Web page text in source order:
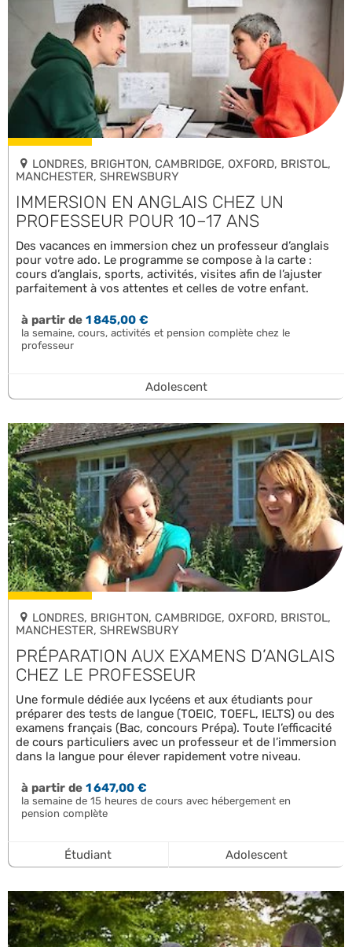
LONDRES, BRIGHTON, CAMBRIDGE, OXFORD, BRISTOL,
MANCHESTER, SHREWSBURY
IMMERSION EN ANGLAIS CHEZ UN
PROFESSEUR POUR 10–17 ANS
Des vacances en immersion chez un professeur d’anglais
pour votre ado. Le programme se compose à la carte :
cours d’anglais, sports, activités, visites afin de l’ajuster
parfaitement à vos attentes et celles de votre enfant.
à partir de1 845,00 €
la semaine, cours, activités et pension complète chez le
professeur
Adolescent
LONDRES, BRIGHTON, CAMBRIDGE, OXFORD, BRISTOL,
MANCHESTER, SHREWSBURY
PRÉPARATION AUX EXAMENS D’ANGLAIS
CHEZ LE PROFESSEUR
Une formule dédiée aux lycéens et aux étudiants pour
préparer des tests de langue (TOEIC, TOEFL, IELTS) ou des
examens français (Bac, concours Prépa). Toute l’efficacité
de cours particuliers avec un professeur et de l’immersion
dans la langue pour élever rapidement votre niveau.
à partir de1 647,00 €
la semaine de 15 heures de cours avec hébergement en
pension complète
Étudiant Adolescent